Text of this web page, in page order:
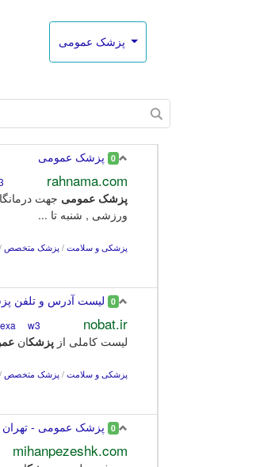
0 پزشک عمومی
rahnama.com
پزشک عمومی جهت
ورزشی , شنبه تا ...
پزشکی و سلامت / پزشک متخصص /
0 لیست آدرس و تلفن
nobat.ir
w3
لیست کاملی از پزشکان
پزشکی و سلامت / پزشک متخصص /
0 پزشک عمومی - تهران
mihanpezeshk.com